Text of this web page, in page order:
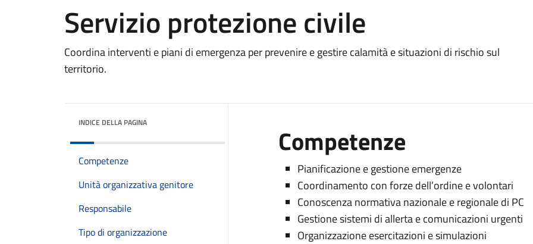
Servizio protezione civile
Coordina interventi e piani di emergenza per prevenire e gestire calamità e situazioni di rischio sul
territorio.
INDICE DELLA PAGINA
Competenze
Unità organizzativa genitore
Responsabile
Tipo di organizzazione
Competenze
Pianificazione e gestione emergenze
Coordinamento con forze dell’ordine e volontari
Conoscenza normativa nazionale e regionale di PC
Gestione sistemi di allerta e comunicazioni urgenti
Organizzazione esercitazioni e simulazioni